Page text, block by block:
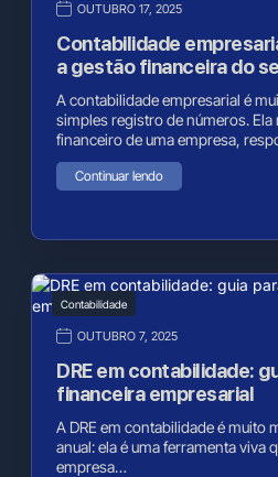
OUTUBRO 17, 2025
Contabilidade
a gestão financeira do
A contabilidade empresarial é
simples registro de números.
financeiro de uma empresa,
Continuar lendo
Contabilidade
OUTUBRO 7, 2025
DRE em contabilidade:
financeira empresarial
A DRE em contabilidade é muito
anual: ela é uma ferramenta viva
empresa…